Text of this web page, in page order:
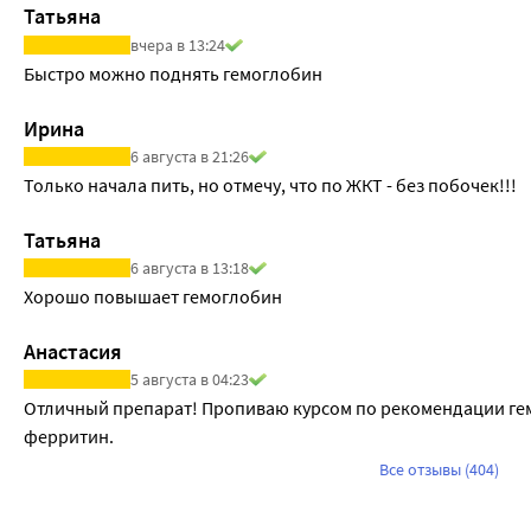
Татьяна
вчера в 13:24
Быстро можно поднять гемоглобин
Ирина
6 августа в 21:26
Только начала пить, но отмечу, что по ЖКТ - без побочек!!!
Татьяна
6 августа в 13:18
Хорошо повышает гемоглобин
Анастасия
5 августа в 04:23
Отличный препарат! Пропиваю курсом по рекомендации
ферритин.
Все отзывы (404)